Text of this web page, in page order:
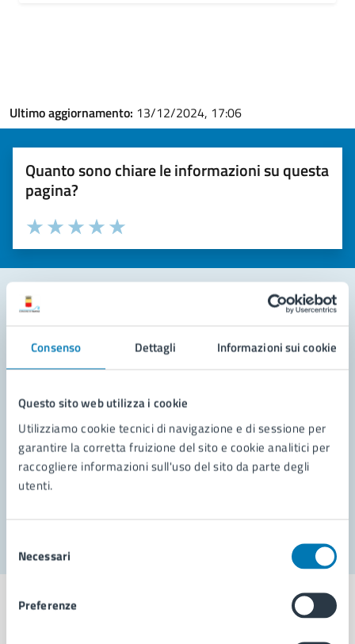
Consenso Dettagli Informazioni sui cookie
Questo sito web utilizza i cookie
Utilizziamo cookie tecnici di navigazione e di sessione per
garantire la corretta fruizione del sito e cookie analitici per
raccogliere informazioni sull'uso del sito da parte degli
utenti.
delNecessari
Preferenze
Ultimo aggiornamento: 13/12/2024, 17:06
Quanto sono chiare le informazioni su questa
pagina?
Valuta la chiarezza delle informazioni (da 1 a 5 stelle)
Seleziona il numero di stelle per valutare la chiarezza delle
Valuta 5 stelle su 5
Valuta 4 stelle su 5
Valuta 3 stelle su 5
Valuta 2 stelle su 5
Valuta 1 stelle su 5
Leggi le domande frequenti
Richiedi assistenza
Prenota appuntamento
Problemi in città